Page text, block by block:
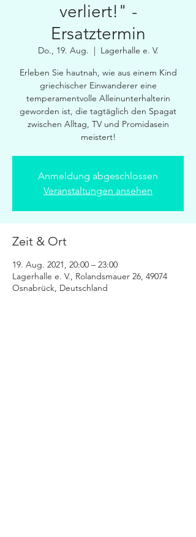
verliert!" -
Ersatztermin
Do., 19. Aug.
  |
Lagerhalle e. V.
Erleben Sie hautnah, wie aus einem Kind
griechischer Einwanderer eine
temperamentvolle Alleinunterhalterin
geworden ist, die tagtäglich den Spagat
zwischen Alltag, TV und Promidasein
meistert!
Anmeldung abgeschlossen
Veranstaltungen ansehen
Zeit & Ort
19. Aug. 2021, 20:00 – 23:00
Lagerhalle e. V., Rolandsmauer 26, 49074
Osnabrück, Deutschland